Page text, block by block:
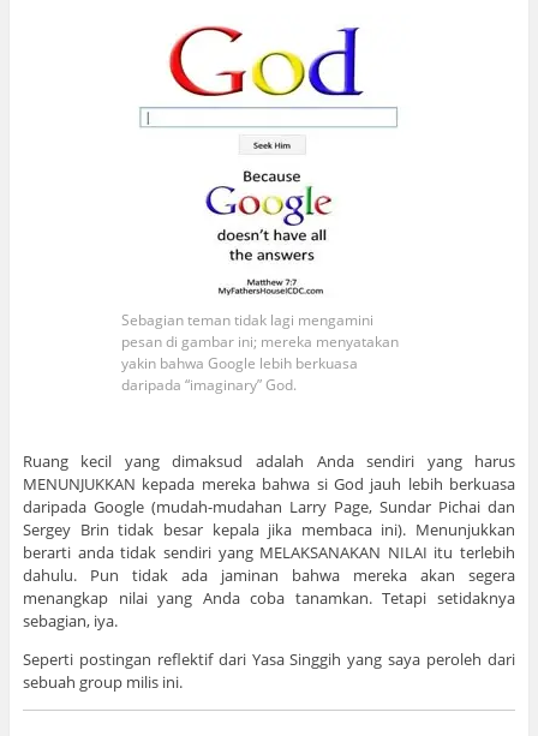
Sebagian teman tidak lagi mengamini
pesan di gambar ini; mereka menyatakan
yakin bahwa Google lebih berkuasa
daripada “imaginary” God.
Ruang kecil yang dimaksud adalah Anda sendiri yang harus
MENUNJUKKAN kepada mereka bahwa si God jauh lebih berkuasa
daripada Google (mudah-mudahan Larry Page, Sundar Pichai dan
Sergey Brin tidak besar kepala jika membaca ini). Menunjukkan
berarti anda tidak sendiri yang MELAKSANAKAN NILAI itu terlebih
dahulu. Pun tidak ada jaminan bahwa mereka akan segera
menangkap nilai yang Anda coba tanamkan. Tetapi setidaknya
sebagian, iya.
Seperti postingan reflektif dari Yasa Singgih yang saya peroleh dari
sebuah group milis ini.